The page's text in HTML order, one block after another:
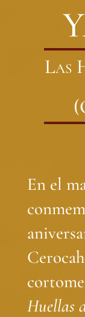
Las
En el
Huellas